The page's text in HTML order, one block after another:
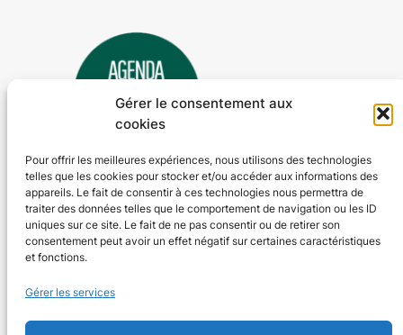
Gérer le consentement aux
cookies
Pour offrir les meilleures expériences, nous utilisons des technologies
telles que les cookies pour stocker et/ou accéder aux informations des
appareils. Le fait de consentir à ces technologies nous permettra de
traiter des données telles que le comportement de navigation ou les ID
uniques sur ce site. Le fait de ne pas consentir ou de retirer son
consentement peut avoir un effet négatif sur certaines caractéristiques
et fonctions.
Gérer les services
Agenda 24
L'agenda des manifestations et activités en Dordogne
Tous les événements
Plus d’activités
Nos valeurs